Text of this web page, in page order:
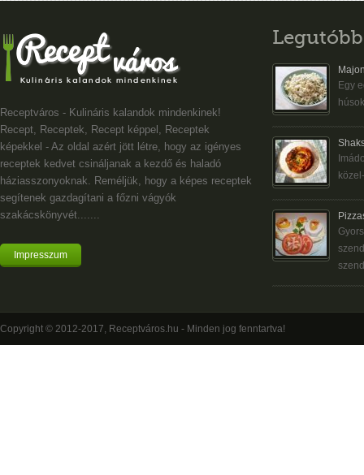
Receptváros - Kulináris kalandok mindenkinek!
Recept, Receptek, Recept képpel, Receptek
képekkel - Az oldal azért jött létre, hogy az igényes
receptek kedvet csináljanak a kezdő és haladó
háziasszonyoknak. Reméljük, hogy a képes receptek
segítenek gazdagítani a főzni vágyók
szakácskönyvét.......
Impresszum
Egy
Copyright © 2012-2017, Receptváros.hu - Minden jog fenntartva!